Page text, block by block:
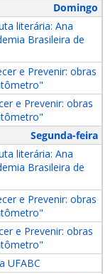
Domingo
literária: Ana
Brasileira de
e Prevenir: obras
e Prevenir: obras
Segunda-feira
literária: Ana
Brasileira de
e Prevenir: obras
e Prevenir: obras
UFABC